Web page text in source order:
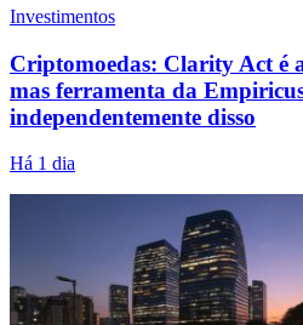
Investimentos
Criptomoedas: Clarity Act é
mas ferramenta da
independentemente disso
Há 1 dia